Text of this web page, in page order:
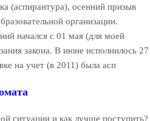
(аспирантура), осенний призыв
организации.
начался с 01 мая (для моей
закона. В июне исполнилось 27
на учет (в 2011) была асп
ситуации и как лучше поступить?